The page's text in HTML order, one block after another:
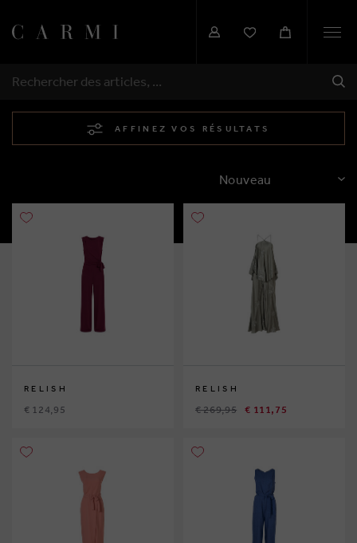
RECHERCHER
AFFINEZ VOS RÉSULTATS
TRIER
RELISH
€ 124,95
RELISH
€ 269,95 € 111,75